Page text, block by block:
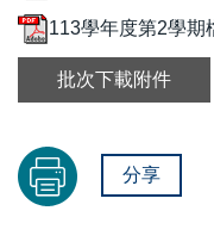
113學年度第2學期
批次下載附件
分享